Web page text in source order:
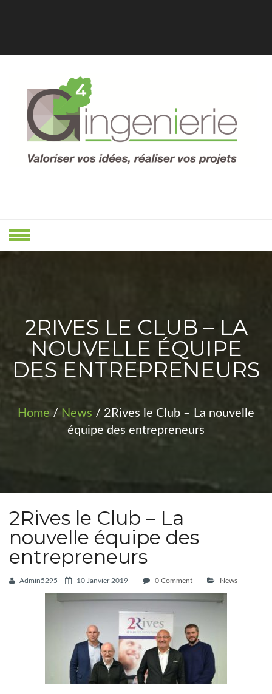
VOS
2RIVES LE CLUB – LA
NOUVELLE ÉQUIPE
DES ENTREPRENEURS
Home / News / 2Rives le Club – La nouvelle
équipe des entrepreneurs
2Rives le Club – La
nouvelle équipe des
entrepreneurs
Admin5295 10 Janvier 2019 0 Comment News